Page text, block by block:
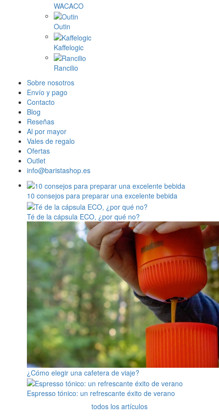
WACACO
Outin
Kaffelogic
Rancilio
Sobre nosotros
Envío y pago
Contacto
Blog
Reseñas
Al por mayor
Vales de regalo
Ofertas
Outlet
info@baristashop.es
10 consejos para preparar una excelente bebida
Té de la cápsula ECO, ¿por qué no?
¿Cómo elegir una cafetera de viaje?
Espresso tónico: un refrescante éxito de verano
todos los artículos